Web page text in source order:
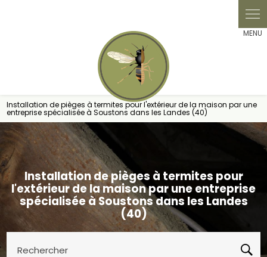
Installation de pièges à termites pour l'extérieur de la maison par une
entreprise spécialisée à Soustons dans les Landes (40)
Installation de pièges à termites pour
l'extérieur de la maison par une entreprise
spécialisée à Soustons dans les Landes
(40)
Rechercher